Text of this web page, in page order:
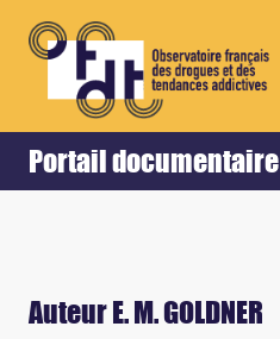
Portail documentaire
Accueil Retour
Auteur E. M. GOLDNER